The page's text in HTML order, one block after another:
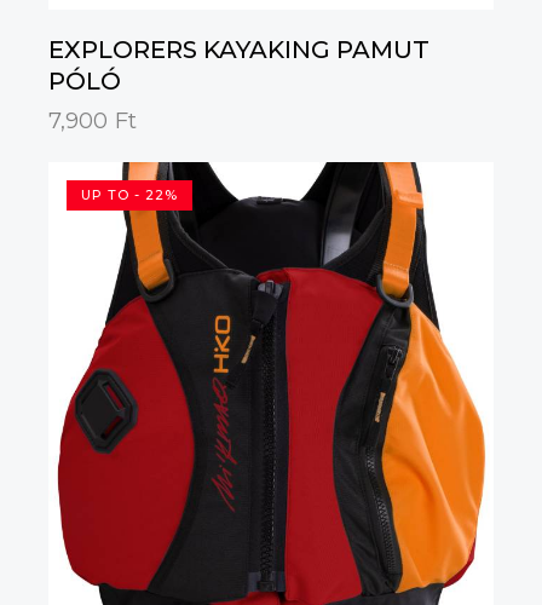
EXPLORERS KAYAKING PAMUT
PÓLÓ
7,900 Ft
UP TO - 22%